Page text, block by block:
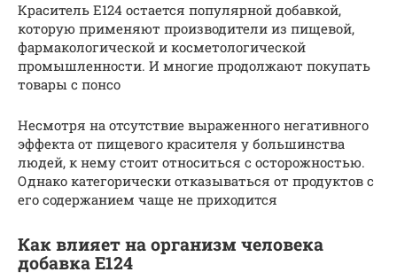
Краситель Е124 остается популярной добавкой,
которую применяют производители из пищевой,
фармакологической и косметологической
промышленности. И многие продолжают покупать
товары с понсо
Несмотря на отсутствие выраженного негативного
эффекта от пищевого красителя у большинства
людей, к нему стоит относиться с осторожностью.
Однако категорически отказываться от продуктов с
его содержанием чаще не приходится
Как влияет на организм человека
добавка Е124